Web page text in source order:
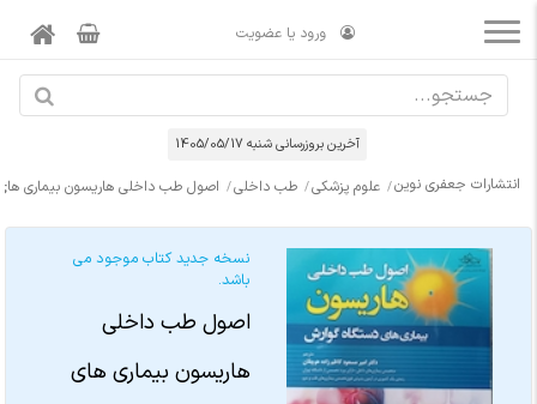
ورود یا عضویت
آخرین بروزرسانی شنبه 1405/05/17
انتشارات جعفری نوین علوم پزشکی طب داخلی اصول طب داخلی هاریسون بیماری های
نسخه جدید کتاب موجود می
باشد.
اصول طب داخلی
هاریسون بیماری های